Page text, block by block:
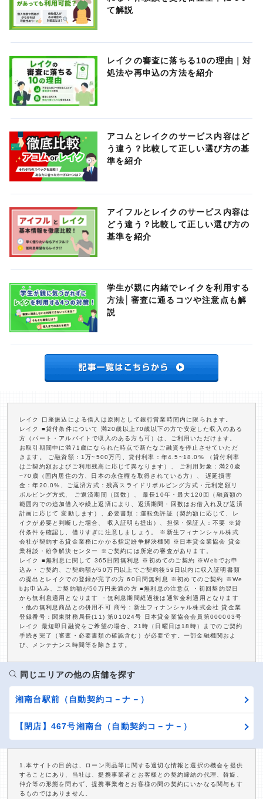
て解説
レイクの審査に落ちる10の理由｜対
処法や再申込の方法を紹介
アコムとレイクのサービス内容はど
う違う？比較して正しい選び方の基
準を紹介
アイフルとレイクのサービス内容は
どう違う？比較して正しい選び方の
基準を紹介
学生が親に内緒でレイクを利用する
方法│審査に通るコツや注意点も解
説
レイク 口座振込による借入は原則として銀行営業時間内に限られます。
レイク ■貸付条件について 満20歳以上70歳以下の方で安定した収入のある
方（パート・アルバイトで収入のある方も可）は、ご利用いただけます。
お取引期間中に満71歳になられた時点で新たなご融資を停止させていただ
きます。 ご融資額：1万~500万円、貸付利率：年4.5~18.0% （貸付利率
はご契約額およびご利用残高に応じて異なります）、 ご利用対象：満20歳
~70歳（国内居住の方、日本の永住権を取得されている方）、 遅延損害
金：年20.0%、ご返済方式：残高スライドリボルビング方式・元利定額リ
ボルビング方式、 ご返済期間（回数）、 最長10年・最大120回（融資額の
範囲内での追加借入や繰上返済により、返済期間・回数はお借入れ及び返済
計画に応じて 変動します）、必要書類：運転免許証（契約額に応じて、レ
イクが必要と判断した場合、 収入証明も提出）、担保・保証人：不要 ※貸
付条件を確認し、借りすぎに注意しましょう。 ※新生フィナンシャル株式
会社が契約する貸金業務にかかる指定紛争解決機関 ※日本貸金業協会 貸金
業相談・紛争解決センター ※ご契約には所定の審査があります。
レイク ■無利息に関して 365日間無利息 ※初めてのご契約 ※Webでお申
込み・ご契約、ご契約額が50万円以上でご契約後59日以内に収入証明書類
の提出とレイクでの登録が完了の方 60日間無利息 ※初めてのご契約 ※We
bお申込み、ご契約額が50万円未満の方 ■無利息の注意点 ・初回契約翌日
から無利息適用となります ・無利息期間経過後は通常金利適用となります
・他の無利息商品との併用不可 商号：新生フィナンシャル株式会社 貸金業
登録番号：関東財務局長(11) 第01024号 日本貸金業協会会員第000003号
レイク 最短即日融資をご希望の場合、21時（日曜日は18時）までのご契約
手続き完了（審査・必要書類の確認含む）が必要です。一部金融機関およ
び、メンテナンス時間等を除きます。
同じエリアの他の店舗を探す
湘南台駅前（自動契約コ－ナ－）
【閉店】467号湘南台（自動契約コ－ナ－）
1.本サイトの目的は、ローン商品等に関する適切な情報と選択の機会を提供
することにあり、当社は、提携事業者とお客様との契約締結の代理、斡旋、
仲介等の形態を問わず、提携事業者とお客様の間の契約にいかなる関与もす
るものではありません。